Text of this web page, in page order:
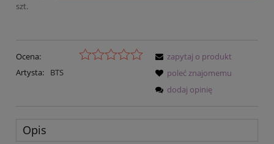
szt.
Ocena:
Artysta:
BTS
zapytaj o produkt
poleć znajomemu
dodaj opinię
Opis